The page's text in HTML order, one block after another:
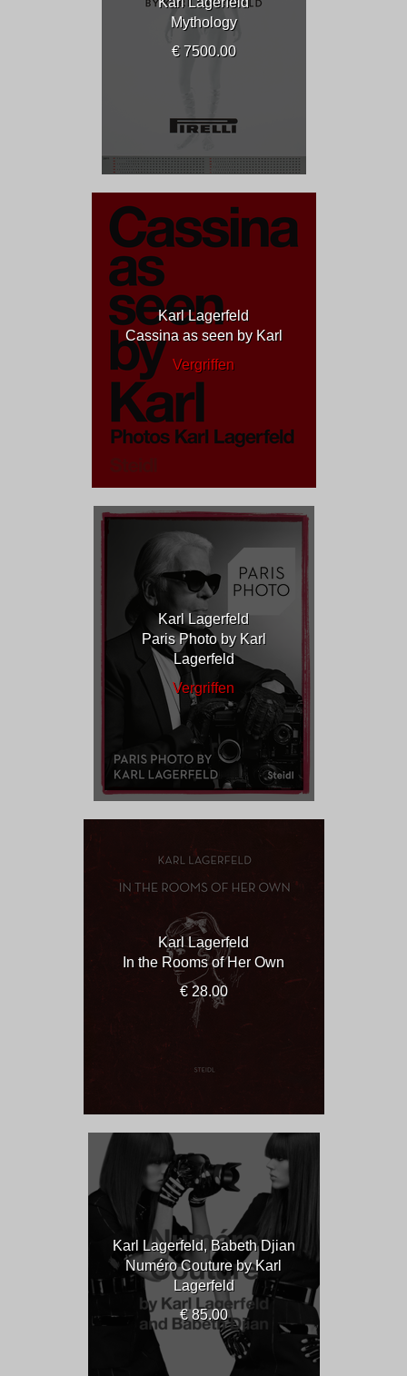
Mythology
€ 7500.00
Karl Lagerfeld
Cassina as seen by Karl
Vergriffen
Karl Lagerfeld
Paris Photo by Karl
Lagerfeld
Vergriffen
Karl Lagerfeld
In the Rooms of Her Own
€ 28.00
Karl Lagerfeld, Babeth Djian
Numéro Couture by Karl
Lagerfeld
€ 85.00